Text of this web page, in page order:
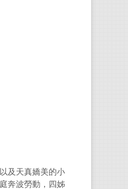
及天真嬌美的小
奔波勞動，四姊